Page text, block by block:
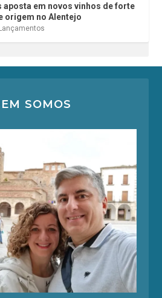
aposta em novos vinhos de forte
origem no Alentejo
Lançamentos
SOMOS